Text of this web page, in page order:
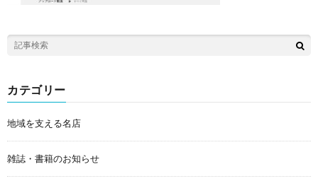
カテゴリー
地域を支える名店
雑誌・書籍のお知らせ